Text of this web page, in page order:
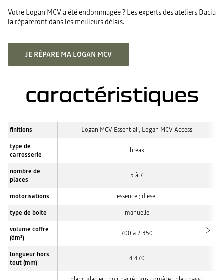
Votre Logan MCV a été endommagée ? Les experts des ateliers Dacia
la répareront dans les meilleurs délais.
JE RÉPARE MA LOGAN MCV
caractéristiques
finitions Logan MCV Essential ; Logan MCV Access
type de
carrosserie
break
nombre de
places
5 à 7
motorisations essence ; diesel
type de boite manuelle
volume coffre
(dm3)
700 à 2 350
longueur hors
tout (mm)
4 470